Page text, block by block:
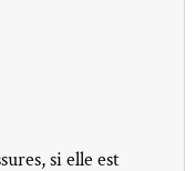
si elle est